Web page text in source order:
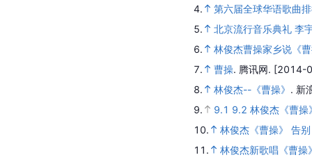
4.
第六届全球华语歌曲
5.
北京流行音乐典礼 李
6.
林俊杰曹操家乡说《
7.
曹操. 腾讯网. [2014-
8.
林俊杰--《曹操》 . 新
9.
9.1 9.2 林俊杰《曹操
10.
林俊杰《曹操》 告
11.
林俊杰新歌唱《曹操